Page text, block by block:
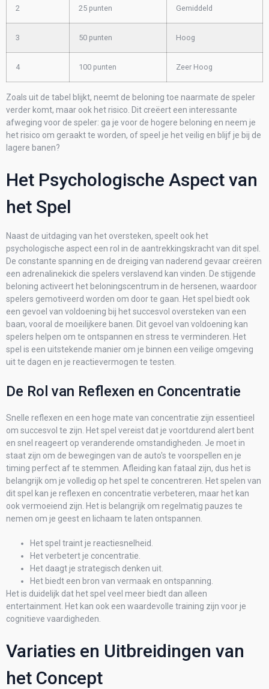
2 25 punten Gemiddeld
3 50 punten Hoog
4 100 punten Zeer Hoog
Zoals uit de tabel blijkt, neemt de beloning toe naarmate de speler
verder komt, maar ook het risico. Dit creëert een interessante
afweging voor de speler: ga je voor de hogere beloning en neem je
het risico om geraakt te worden, of speel je het veilig en blijf je bij de
lagere banen?
Het Psychologische Aspect van
het Spel
Naast de uitdaging van het oversteken, speelt ook het
psychologische aspect een rol in de aantrekkingskracht van dit spel.
De constante spanning en de dreiging van naderend gevaar creëren
een adrenalinekick die spelers verslavend kan vinden. De stijgende
beloning activeert het beloningscentrum in de hersenen, waardoor
spelers gemotiveerd worden om door te gaan. Het spel biedt ook
een gevoel van voldoening bij het succesvol oversteken van een
baan, vooral de moeilijkere banen. Dit gevoel van voldoening kan
spelers helpen om te ontspannen en stress te verminderen. Het
spel is een uitstekende manier om je binnen een veilige omgeving
uit te dagen en je reactievermogen te testen.
De Rol van Reflexen en Concentratie
Snelle reflexen en een hoge mate van concentratie zijn essentieel
om succesvol te zijn. Het spel vereist dat je voortdurend alert bent
en snel reageert op veranderende omstandigheden. Je moet in
staat zijn om de bewegingen van de auto's te voorspellen en je
timing perfect af te stemmen. Afleiding kan fataal zijn, dus het is
belangrijk om je volledig op het spel te concentreren. Het spelen van
dit spel kan je reflexen en concentratie verbeteren, maar het kan
ook vermoeiend zijn. Het is belangrijk om regelmatig pauzes te
nemen om je geest en lichaam te laten ontspannen.
Het spel traint je reactiesnelheid.
Het verbetert je concentratie.
Het daagt je strategisch denken uit.
Het biedt een bron van vermaak en ontspanning.
Het is duidelijk dat het spel veel meer biedt dan alleen
entertainment. Het kan ook een waardevolle training zijn voor je
cognitieve vaardigheden.
Variaties en Uitbreidingen van
het Concept